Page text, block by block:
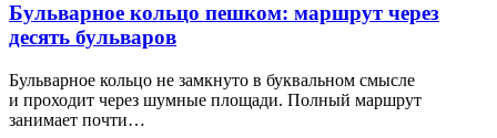
Бульварное кольцо пешком: маршрут через
десять бульваров
Бульварное кольцо не замкнуто в буквальном смысле
и проходит через шумные площади. Полный маршрут
занимает почти…